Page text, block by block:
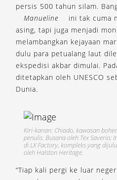
persis 500 tahun silam.
Manueline
ini tak cuma
asing, tapi juga menjadi
melambangkan kejayaan
dulu para petualang laut
ekspedisi akbar dimulai.
ditetapkan oleh UNESCO
Dunia.
Kiri-kanan: Chiado, kawasan
penulis. Busana oleh Tex
di LX Factory, kompleks yang
oleh Halston Heritage.
“Tiap kali pergi ke luar